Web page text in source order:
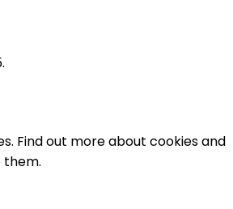
Find out more about cookies and
them.